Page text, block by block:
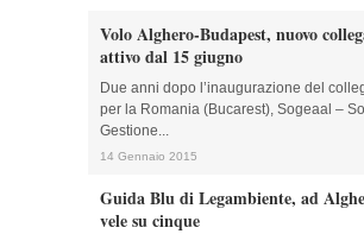
Volo Alghero-Budapest, nuovo
attivo dal 15 giugno
Due anni dopo l’inaugurazione del
per la Romania (Bucarest), Sogeaal –
Gestione...
14 Gennaio 2015
Guida Blu di Legambiente, ad
vele su cinque